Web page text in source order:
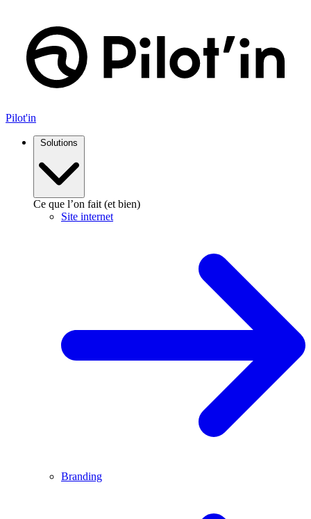
contenu
Pilot'in
Solutions
Ce que l’on fait (et bien)
Site internet
Branding